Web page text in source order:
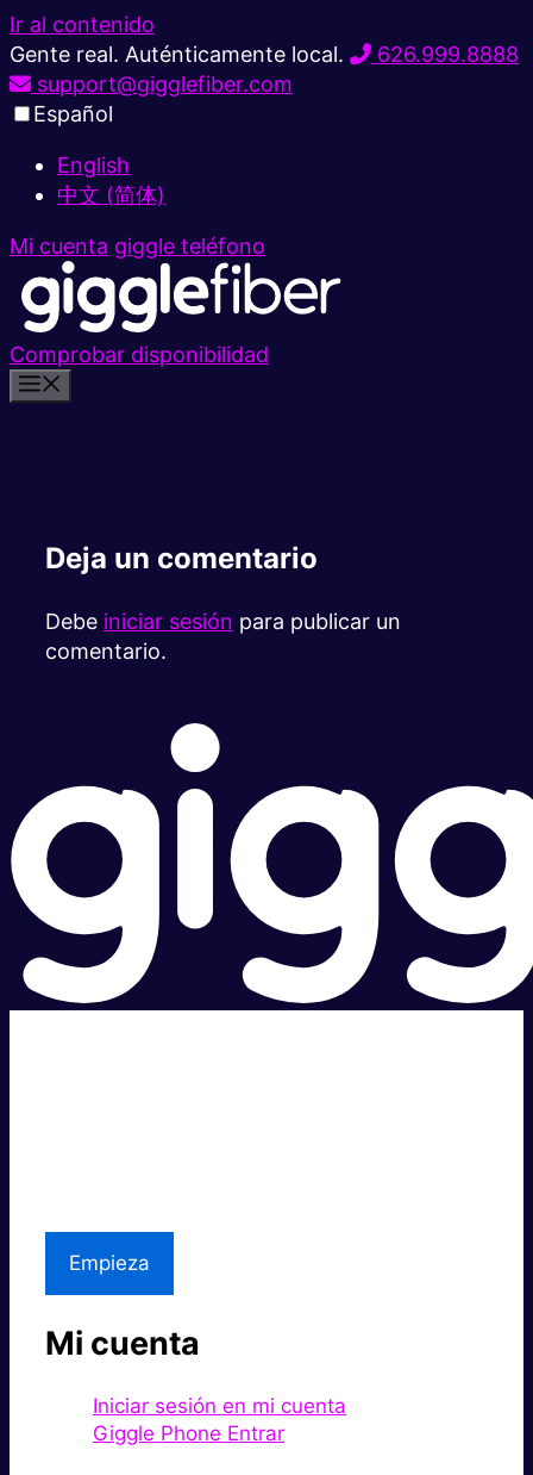
Ir al contenido
Gente real. Auténticamente local.
626.999.8888
support@gigglefiber.com
Español
English
中文 (简体)
Mi cuenta giggle teléfono
Comprobar disponibilidad
Deja un comentario
Debe iniciar sesión para publicar un
comentario.
Empieza
Mi cuenta
Iniciar sesión en mi cuenta
Giggle Phone Entrar